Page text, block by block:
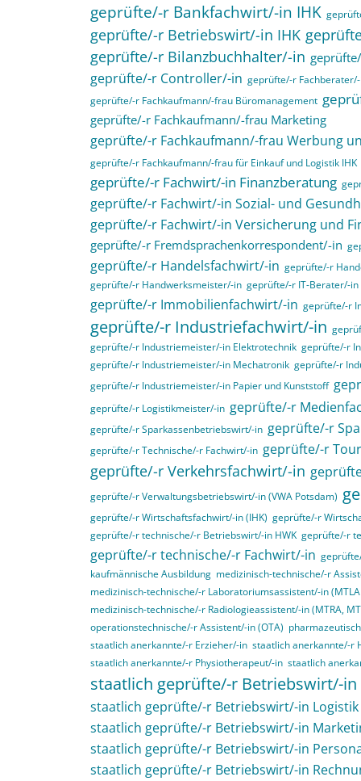
geprüfte/-r Bankfachwirt/-in IHK
geprüfte/-r Betriebswirt/-in IHK
geprüfte/-r Bilanzbuchhalter/-in
geprüfte/-r Controller/-in geprüfte/-r
geprüfte/-r Fachkaufmann/-frau Büromanagement
geprüfte/-r Fachkaufmann/-frau Marketing
geprüfte/-r Fachkaufmann/-frau Werbung
geprüfte/-r Fachkaufmann/-frau für Einkauf und Logistik IHK
geprüfte/-r Fachwirt/-in Finanzberatung
geprüfte/-r Fachwirt/-in Sozial- und
geprüfte/-r Fachwirt/-in Versicherung und
geprüfte/-r Fremdsprachenkorrespondent/-in
geprüfte/-r Handelsfachwirt/-in geprüfte/-r
geprüfte/-r Handwerksmeister/-in geprüfte/-r IT-Berater/-in
geprüfte/-r Immobilienfachwirt/-in geprüfte/-r
geprüfte/-r Industriefachwirt/-in
geprüfte/-r Industriemeister/-in Elektrotechnik geprüfte/-r
geprüfte/-r Industriemeister/-in Mechatronik geprüfte/-r
geprüfte/-r Industriemeister/-in Papier und Kunststoff
geprüfte/-r Logistikmeister/-in geprüfte/-r
geprüfte/-r Sparkassenbetriebswirt/-in geprüfte/-r
geprüfte/-r Technische/-r Fachwirt/-in geprüfte/-r
geprüfte/-r Verkehrsfachwirt/-in
geprüfte/-r Verwaltungsbetriebswirt/-in (VWA Potsdam)
geprüfte/-r Wirtschaftsfachwirt/-in (IHK) geprüfte/-r
geprüfte/-r technische/-r Betriebswirt/-in HWK geprüfte/-r
geprüfte/-r technische/-r Fachwirt/-in
kaufmännische Ausbildung medizinisch-technische/-r
medizinisch-technische/-r Laboratoriumsassistent/-in
medizinisch-technische/-r Radiologieassistent/-in (MTRA,
operationstechnische/-r Assistent/-in (OTA)
staatlich anerkannte/-r Erzieher/-in staatlich anerkannte/-r
staatlich anerkannte/-r Physiotherapeut/-in staatlich
staatlich geprüfte/-r Betriebswirt/-in
staatlich geprüfte/-r Betriebswirt/-in Logistik
staatlich geprüfte/-r Betriebswirt/-in
staatlich geprüfte/-r Betriebswirt/-in
staatlich geprüfte/-r Betriebswirt/-in